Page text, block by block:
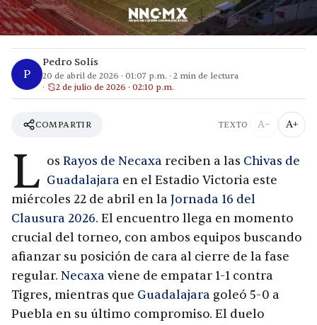
P
Pedro Solís
20 de abril de 2026 · 01:07 p.m. · 2 min de lectura
2 de julio de 2026 · 02:10 p.m.
COMPARTIR TEXTO A− A+
L os Rayos de Necaxa reciben a las Chivas de
Guadalajara en el Estadio Victoria este
miércoles 22 de abril en la Jornada 16 del
Clausura 2026. El encuentro llega en momento
crucial del torneo, con ambos equipos buscando
afianzar su posición de cara al cierre de la fase
regular. Necaxa viene de empatar 1-1 contra
Tigres, mientras que Guadalajara goleó 5-0 a
Puebla en su último compromiso. El duelo